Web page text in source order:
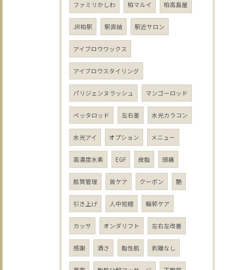
ファミリかしわ 柏マルイ 柏高島屋
JR柏駅 駅直結 駅近サロン
アイブロウワックス
アイブロウスタイリング
パリジェンヌラッシュ マンゴーロッド
ペッタロッド 左右差 水光カラコン
水光アイ オプション メニュー
高濃度水素 EGF 皮脂 頭痛
肌質管理 首ケア クーポン 艶
引き上げ 人中短縮 輪郭ケア
カッサ オンダリフト 左右左改善
感謝 酒さ 脂性肌 剥離なし